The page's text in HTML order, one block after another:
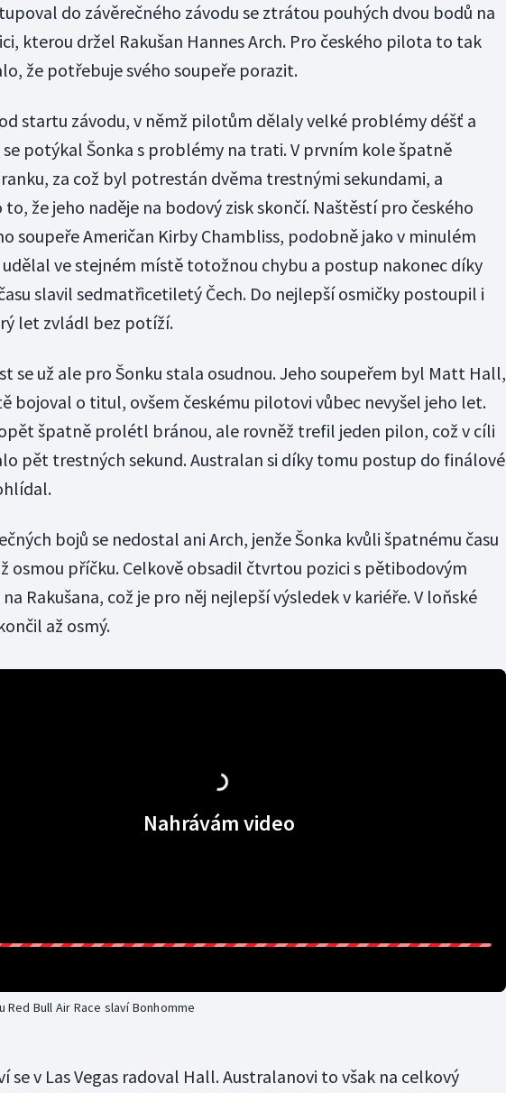
do závěrečného závodu se ztrátou pouhých dvou bodů na
kterou držel Rakušan Hannes Arch. Pro českého pilota to tak
že potřebuje svého soupeře porazit.
startu závodu, v němž pilotům dělaly velké problémy déšť a
potýkal Šonka s problémy na trati. V prvním kole špatně
za což byl potrestán dvěma trestnými sekundami, a
že jeho naděje na bodový zisk skončí. Naštěstí pro českého
soupeře Američan Kirby Chambliss, podobně jako v minulém
ve stejném místě totožnou chybu a postup nakonec díky
slavil sedmatřicetiletý Čech. Do nejlepší osmičky postoupil i
let zvládl bez potíží.
se už ale pro Šonku stala osudnou. Jeho soupeřem byl Matt Hall,
bojoval o titul, ovšem českému pilotovi vůbec nevyšel jeho let.
špatně prolétl bránou, ale rovněž trefil jeden pilon, což v cíli
pět trestných sekund. Australan si díky tomu postup do finálové
bojů se nedostal ani Arch, jenže Šonka kvůli špatnému času
osmou příčku. Celkově obsadil čtvrtou pozici s pětibodovým
Rakušana, což je pro něj nejlepší výsledek v kariéře. V loňské
až osmý.
Nahrávám video
Red Bull Air Race slaví Bonhomme
se v Las Vegas radoval Hall. Australanovi to však na celkový